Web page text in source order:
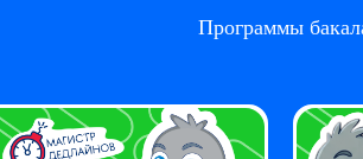
Программы